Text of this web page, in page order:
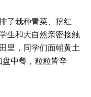
了栽种青菜、挖红
生和大自然亲密接触
里，同学们面朝黄土
盘中餐，粒粒皆辛